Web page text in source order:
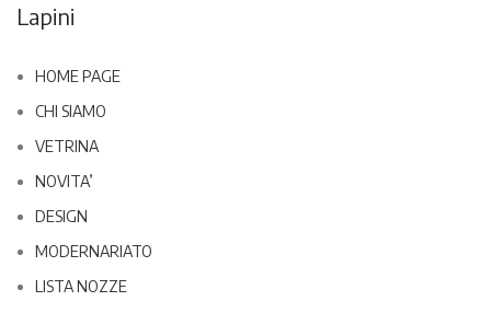
Lapini
HOME PAGE
CHI SIAMO
VETRINA
NOVITA’
DESIGN
MODERNARIATO
LISTA NOZZE